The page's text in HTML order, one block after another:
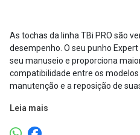
As tochas da linha TBi PRO são
desempenho. O seu punho
seu manuseio e proporciona
compatibilidade entre os
manutenção e a reposição de
Leia mais